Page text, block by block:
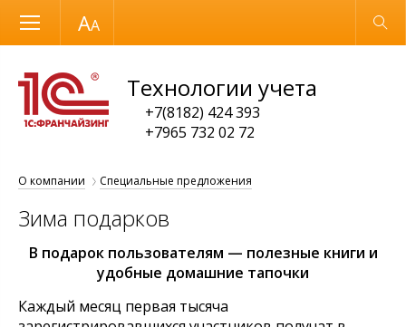
Размер шрифта Обычная версия
Технологии учета
+7(8182) 424 393
+7965 732 02 72
О компании Специальные предложения
Зима подарков
В подарок пользователям — полезные книги и
удобные домашние тапочки
Каждый месяц первая тысяча